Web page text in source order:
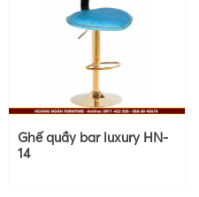
Ghế quầy bar luxury HN-
14